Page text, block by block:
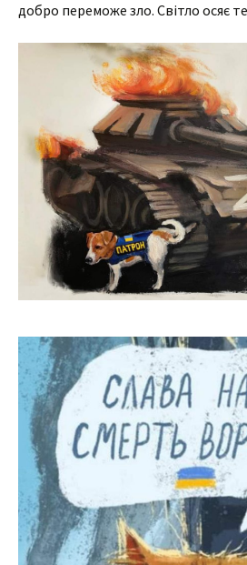
добро переможе зло. Світло осяє